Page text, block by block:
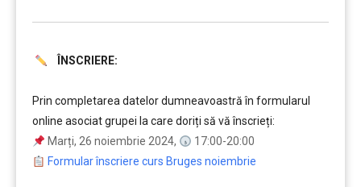
ÎNSCRIERE:
Prin completarea datelor dumneavoastră în formularul
online asociat grupei la care doriți să vă înscrieți:
Marți, 26 noiembrie 2024,
17:00-20:00
Formular înscriere curs Bruges noiembrie